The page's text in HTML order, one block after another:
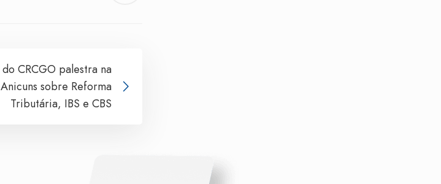
CRCGO palestra na
sobre Reforma
Tributária, IBS e CBS